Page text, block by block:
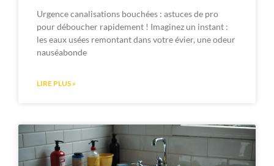
Urgence canalisations bouchées : astuces de pro
pour déboucher rapidement ! Imaginez un instant :
les eaux usées remontant dans votre évier, une odeur
nauséabonde
LIRE PLUS »